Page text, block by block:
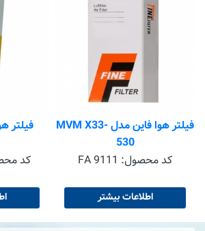
فیلتر هوا فاین مدل MVM X33-
530
کد محصول: FA 9111
اطلاعات بیشتر
فیلتر
کد